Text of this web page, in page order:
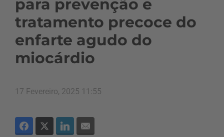
para prevenção e
tratamento precoce do
enfarte agudo do
miocárdio
17 Fevereiro, 2025 11:55